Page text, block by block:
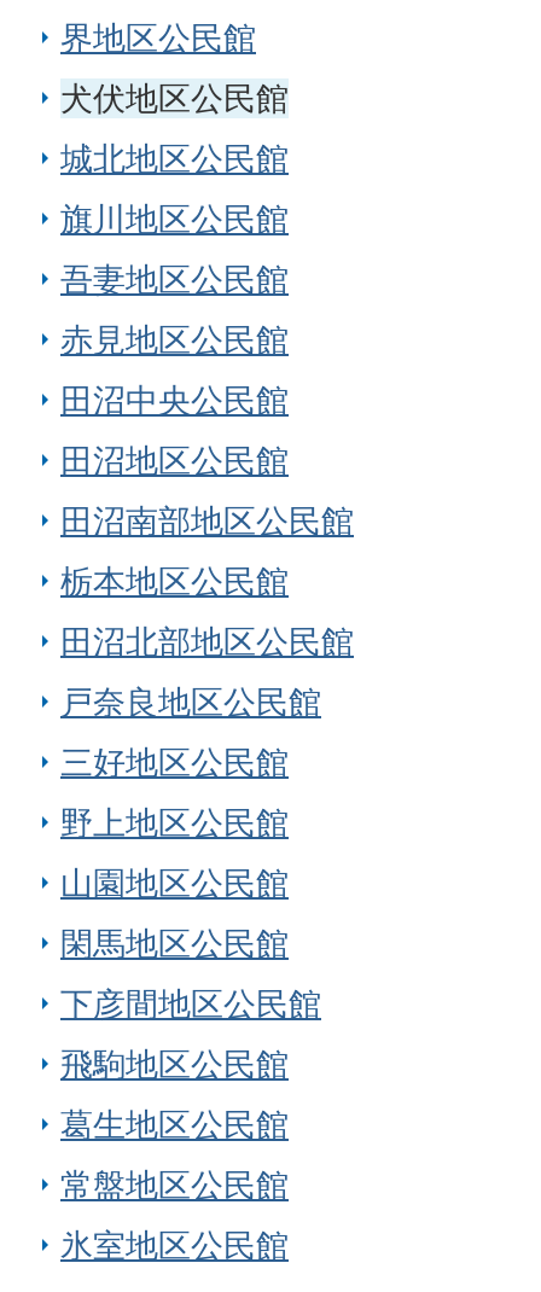
界地区公民館
犬伏地区公民館
城北地区公民館
旗川地区公民館
吾妻地区公民館
赤見地区公民館
田沼中央公民館
田沼地区公民館
田沼南部地区公民館
栃本地区公民館
田沼北部地区公民館
戸奈良地区公民館
三好地区公民館
野上地区公民館
山園地区公民館
閑馬地区公民館
下彦間地区公民館
飛駒地区公民館
葛生地区公民館
常盤地区公民館
氷室地区公民館